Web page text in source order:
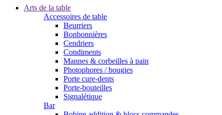
Arts de la table
Accessoires de table
Beurriers
Bonbonnières
Cendriers
Condiments
Mannes & corbeilles à pain
Photophores / bougies
Porte cure-dents
Porte-bouteilles
Signalétique
Bar